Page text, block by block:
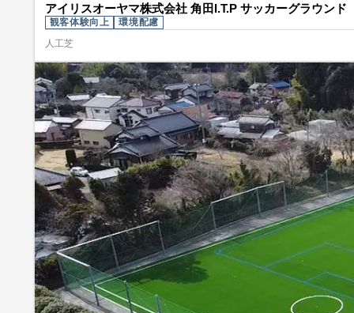
アイリスオーヤマ株式会社 角田I.T.P サッカーグラウンド
観客体験向上
環境配慮
人工芝